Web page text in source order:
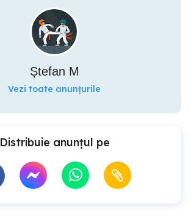
Ștefan M
Vezi toate anunțurile
Distribuie anunțul pe